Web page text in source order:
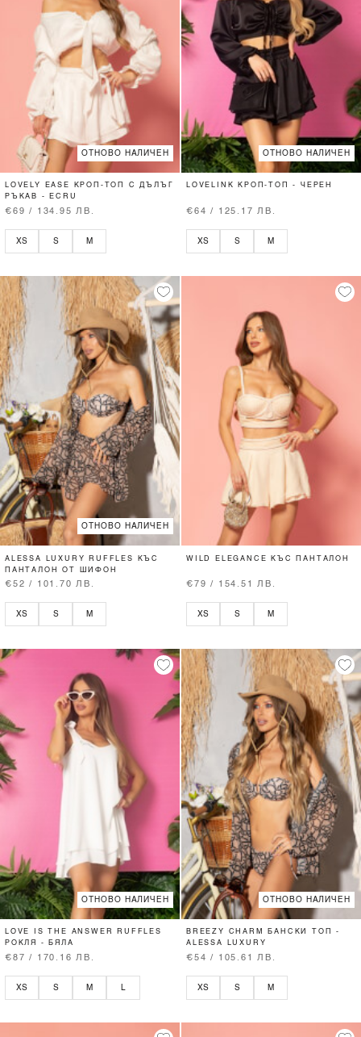
ОТНОВО НАЛИЧЕН
LOVELY EASE КРОП-ТОП С ДЪЛЪГ
РЪКАВ - ECRU
€69 / 134.95 ЛВ.
XS S M
ОТНОВО НАЛИЧЕН
LOVELINK КРОП-ТОП - ЧЕРЕН
€64 / 125.17 ЛВ.
XS S M
ОТНОВО НАЛИЧЕН
ALESSA LUXURY RUFFLES КЪС
ПАНТАЛОН ОТ ШИФОН
€52 / 101.70 ЛВ.
XS S M
WILD ELEGANCE КЪС ПАНТАЛОН
€79 / 154.51 ЛВ.
XS S M
ОТНОВО НАЛИЧЕН
LOVE IS THE ANSWER RUFFLES
РОКЛЯ - БЯЛА
€87 / 170.16 ЛВ.
XS S M
ОТНОВО НАЛИЧЕН
BREEZY CHARM БАНСКИ ТОП -
ALESSA LUXURY
€54 / 105.61 ЛВ.
XS S M